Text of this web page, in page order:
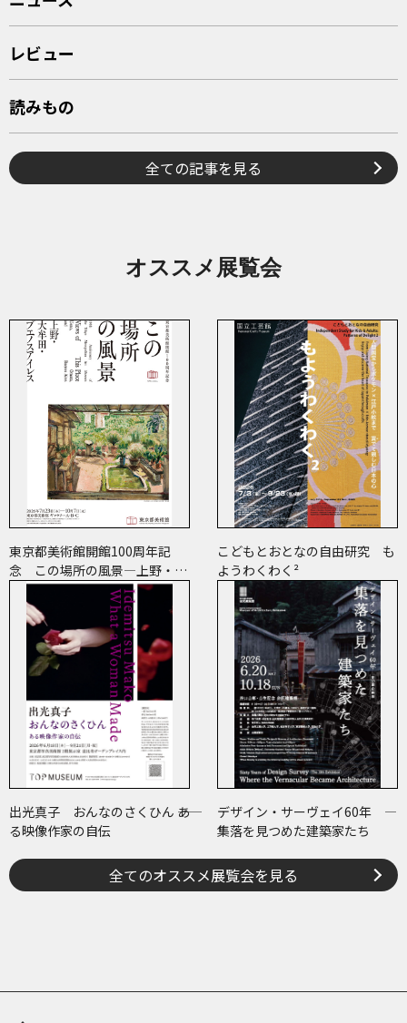
レビュー
読みもの
全ての記事を見る
オススメ展覧会
東京都美術館開館100周年記
念 この場所の風景―上野・大
牟田・ブエノスアイレス
こどもとおとなの自由研究 も
ようわくわく²
出光真子 おんなのさくひん ――あ
る映像作家の自伝
デザイン・サーヴェイ60年 ―
集落を見つめた建築家たち
全てのオススメ展覧会を見る